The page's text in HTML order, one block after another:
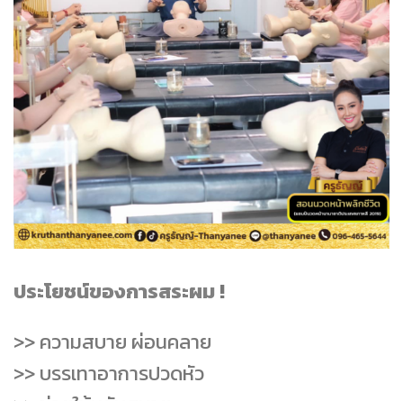
ประโยชน์ของการสระผม!
>> ความสบาย ผ่อนคลาย
>> บรรเทาอาการปวดหัว